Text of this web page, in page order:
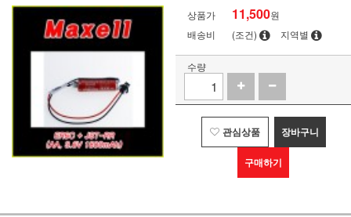
상품가 11,500원
배송비
(조건) 지역별
수량
관심상품 장바구니
구매하기